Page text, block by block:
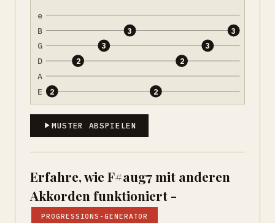
e
B
G
D
A
E
2
2
3
3
2
2
3
3
MUSTER ABSPIELEN
Erfahre, wie F#aug7 mit anderen
Akkorden funktioniert -
PROGRESSIONS-GENERATOR